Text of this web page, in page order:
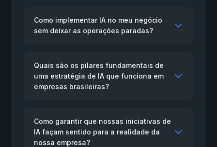
Como implementar IA no meu negócio
sem deixar as operações paradas?
Quais são os pilares fundamentais de
uma estratégia de IA que funciona em
empresas brasileiras?
Como garantir que nossas iniciativas de
IA façam sentido para a realidade da
nossa empresa?